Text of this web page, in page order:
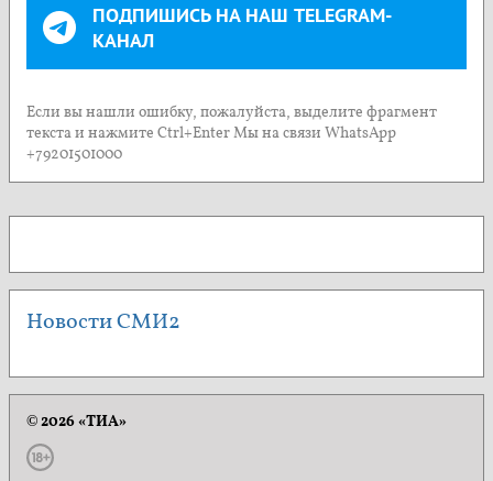
ПОДПИШИСЬ НА НАШ TELEGRAM-
КАНАЛ
Если вы нашли ошибку, пожалуйста, выделите фрагмент
текста и нажмите Ctrl+Enter Мы на связи WhatsApp
+79201501000
Новости СМИ2
© 2026 «ТИА»